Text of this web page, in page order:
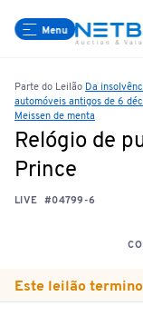
Menu
Parte do Leilão Da
automóveis antigos de 6
Meissen de menta
Relógio de
Prince
LIVE #04799-6
Este leilão